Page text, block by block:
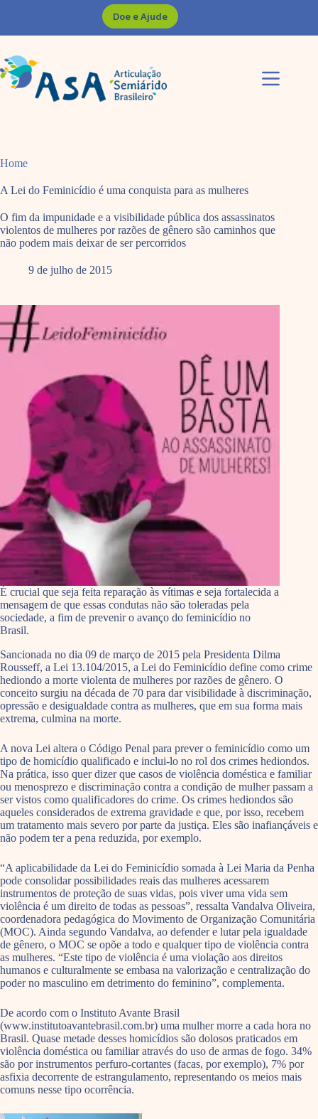
Doe e Ajude
Home
A Lei do Feminicídio é uma conquista para as mulheres
O fim da impunidade e a visibilidade pública dos assassinatos
violentos de mulheres por razões de gênero são caminhos que
não podem mais deixar de ser percorridos
9 de julho de 2015
É crucial que seja feita reparação às vítimas e seja fortalecida a
mensagem de que essas condutas não são toleradas pela
sociedade, a fim de prevenir o avanço do feminicídio no
Brasil.
Sancionada no dia 09 de março de 2015 pela Presidenta Dilma
Rousseff, a Lei 13.104/2015, a Lei do Feminicídio define como crime
hediondo a morte violenta de mulheres por razões de gênero. O
conceito surgiu na década de 70 para dar visibilidade à discriminação,
opressão e desigualdade contra as mulheres, que em sua forma mais
extrema, culmina na morte.
A nova Lei altera o Código Penal para prever o feminicídio como um
tipo de homicídio qualificado e inclui-lo no rol dos crimes hediondos.
Na prática, isso quer dizer que casos de violência doméstica e familiar
ou menosprezo e discriminação contra a condição de mulher passam a
ser vistos como qualificadores do crime. Os crimes hediondos são
aqueles considerados de extrema gravidade e que, por isso, recebem
um tratamento mais severo por parte da justiça. Eles são inafiançáveis e
não podem ter a pena reduzida, por exemplo.
“A aplicabilidade da Lei do Feminicídio somada à Lei Maria da Penha
pode consolidar possibilidades reais das mulheres acessarem
instrumentos de proteção de suas vidas, pois viver uma vida sem
violência é um direito de todas as pessoas”, ressalta Vandalva Oliveira,
coordenadora pedagógica do Movimento de Organização Comunitária
(MOC). Ainda segundo Vandalva, ao defender e lutar pela igualdade
de gênero, o MOC se opõe a todo e qualquer tipo de violência contra
as mulheres. “Este tipo de violência é uma violação aos direitos
humanos e culturalmente se embasa na valorização e centralização do
poder no masculino em detrimento do feminino”, complementa.
De acordo com o Instituto Avante Brasil
(www.institutoavantebrasil.com.br) uma mulher morre a cada hora no
Brasil. Quase metade desses homicídios são dolosos praticados em
violência doméstica ou familiar através do uso de armas de fogo. 34%
são por instrumentos perfuro-cortantes (facas, por exemplo), 7% por
asfixia decorrente de estrangulamento, representando os meios mais
comuns nesse tipo ocorrência.